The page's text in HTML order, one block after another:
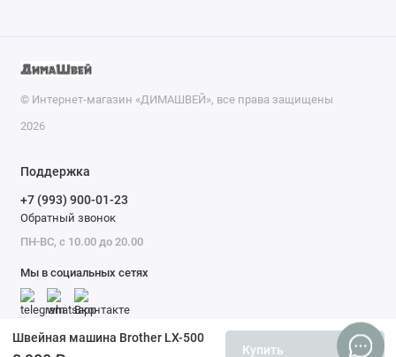
Швейная машина Brother LX-500
Купить
© Интернет-магазин «ДИМАШВЕЙ», все права защищены
2026
Поддержка
+7 (993) 900-01-23
Обратный звонок
ПН-ВС, с 10.00 до 20.00
Мы в социальных сетях